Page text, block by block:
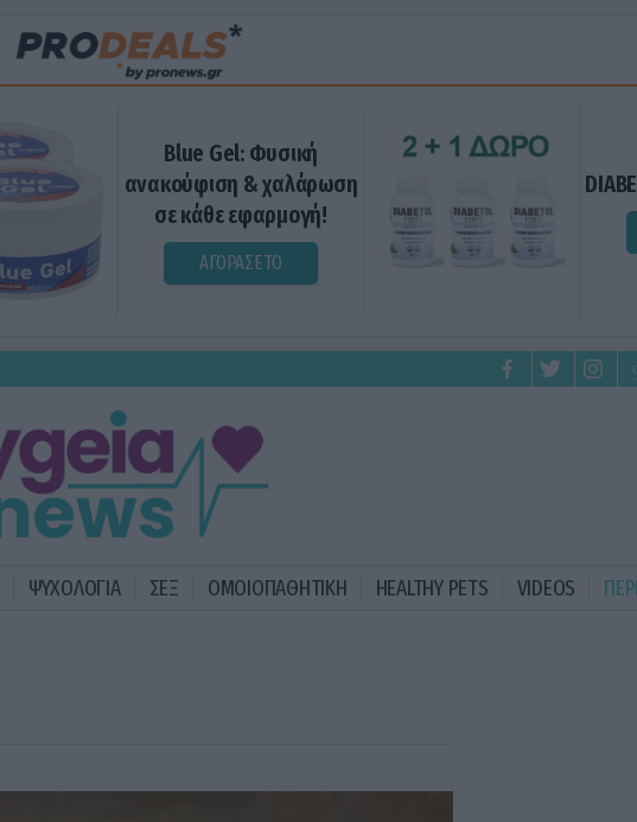
Blue Gel: Φυσική
ανακούφιση & χαλάρωση
σε κάθε εφαρμογή!
ΑΓΟΡΑΣΕ ΤΟ
ΨΥΧΟΛΟΓΙΑ ΣΕΞ ΟΜΟΙΟΠΑΘΗΤΙΚΗ HEALTHY PETS VIDEOS